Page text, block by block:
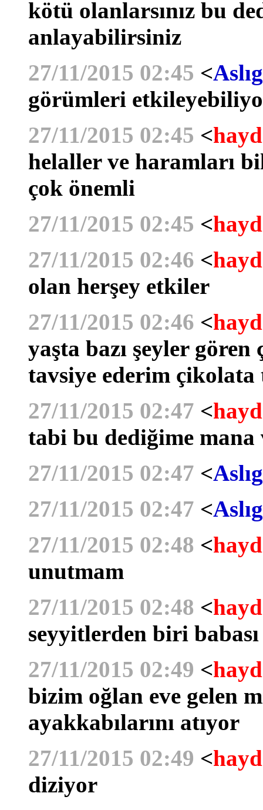
kötü olanlarsınız bu
anlayabilirsiniz
27/11/2015 02:45 <
görümleri
27/11/2015 02:45 <
helaller ve haramları
çok önemli
27/11/2015 02:45 <
27/11/2015 02:46 <
olan herşey etkiler
27/11/2015 02:46 <
yaşta bazı şeyler
tavsiye ederim
27/11/2015 02:47 <
tabi bu dediğime mana
27/11/2015 02:47 <
27/11/2015 02:47 <
27/11/2015 02:48 <
unutmam
27/11/2015 02:48 <
seyyitlerden biri
27/11/2015 02:49 <
bizim oğlan eve gelen
ayakkabılarını atıyor
27/11/2015 02:49 <
diziyor